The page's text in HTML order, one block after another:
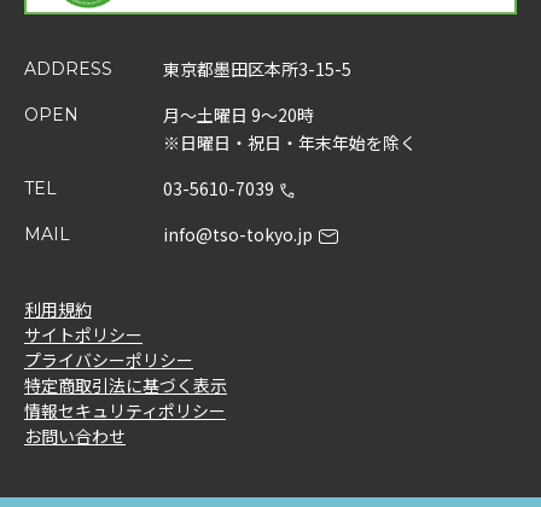
ADDRESS 東京都墨田区本所3-15-5
OPEN
月～土曜日 9～20時
※日曜日・祝日・年末年始を除く
TEL 03-5610-7039
MAIL info@tso-tokyo.jp
利用規約
サイトポリシー
プライバシーポリシー
特定商取引法に基づく表示
情報セキュリティポリシー
お問い合わせ